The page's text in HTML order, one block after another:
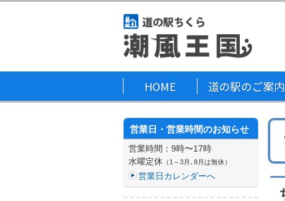
HOME 道の駅のご案内
営業日・営業時間のお知らせ
営業時間：9時〜17時
水曜定休 （1～3月､8月は無休）
営業日カレンダーへ